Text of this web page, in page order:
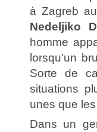
à Zagreb
Nedeljiko
homme
lorsqu'un
Sorte de
situations
unes que
Dans un